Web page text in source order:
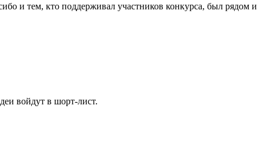
и тем, кто поддерживал участников конкурса, был рядом и
войдут в шорт-лист.